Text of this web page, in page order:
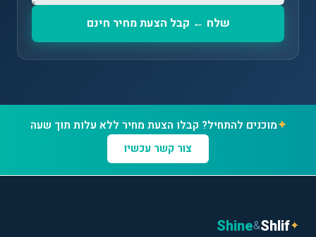
שלח ← קבל הצעת מחיר חינם
✦מוכנים להתחיל? קבלו הצעת מחיר ללא עלות תוך שעה
צור קשר עכשיו
✦
Shlif
&
Shine